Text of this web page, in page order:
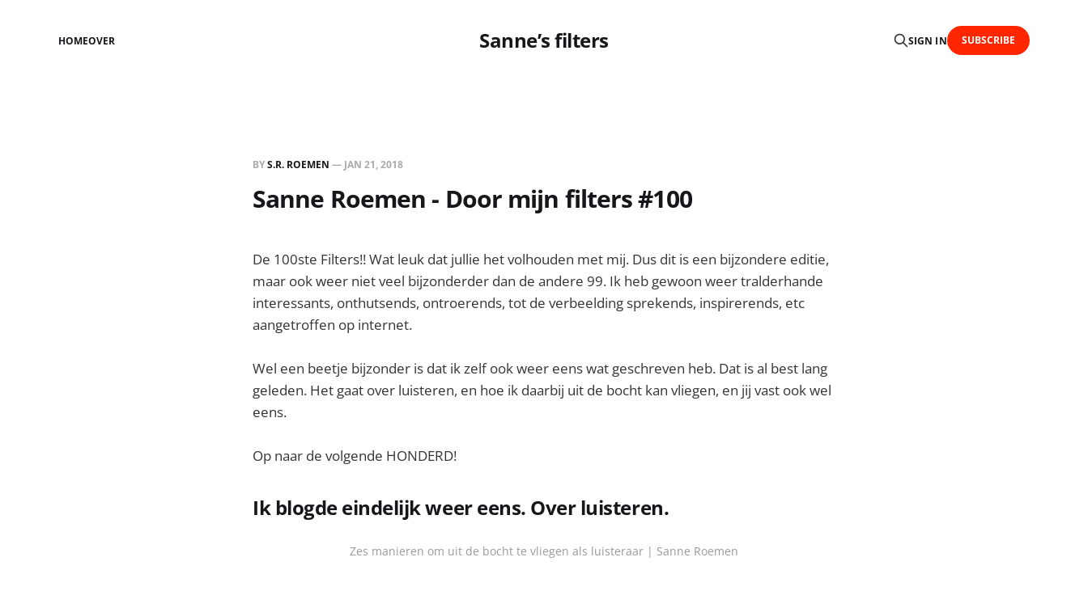
Sanne’s filters
HOMEOVER SIGN IN SUBSCRIBE
BYS.R. ROEMEN — JAN 21, 2018
Sanne Roemen - Door mijn filters #100
De 100ste Filters!! Wat leuk dat jullie het volhouden met mij. Dus dit is een bijzondere editie,
maar ook weer niet veel bijzonderder dan de andere 99. Ik heb gewoon weer tralderhande
interessants, onthutsends, ontroerends, tot de verbeelding sprekends, inspirerends, etc
aangetroffen op internet.
Wel een beetje bijzonder is dat ik zelf ook weer eens wat geschreven heb. Dat is al best lang
geleden. Het gaat over luisteren, en hoe ik daarbij uit de bocht kan vliegen, en jij vast ook wel
eens.
Op naar de volgende HONDERD!
Ik blogde eindelijk weer eens. Over luisteren.
Zes manieren om uit de bocht te vliegen als luisteraar | Sanne Roemen